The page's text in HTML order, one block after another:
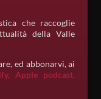
che raccoglie
della Valle
ed abbonarvi, ai
Apple podcast,